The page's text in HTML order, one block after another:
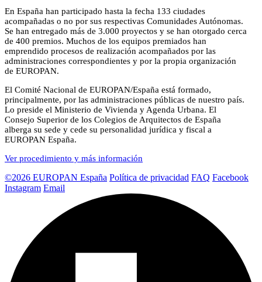
En España han participado hasta la fecha 133 ciudades
acompañadas o no por sus respectivas Comunidades Autónomas.
Se han entregado más de 3.000 proyectos y se han otorgado cerca
de 400 premios. Muchos de los equipos premiados han
emprendido procesos de realización acompañados por las
administraciones correspondientes y por la propia organización
de EUROPAN.
El Comité Nacional de EUROPAN/España está formado,
principalmente, por las administraciones públicas de nuestro país.
Lo preside el Ministerio de Vivienda y Agenda Urbana. El
Consejo Superior de los Colegios de Arquitectos de España
alberga su sede y cede su personalidad jurídica y fiscal a
EUROPAN España.
Ver procedimiento y más información
©2026 EUROPAN España Política de privacidad FAQ Facebook
Instagram Email